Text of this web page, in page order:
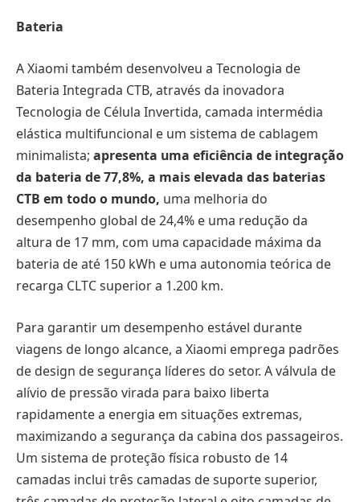
Bateria
A Xiaomi também desenvolveu a Tecnologia de
Bateria Integrada CTB, através da inovadora
Tecnologia de Célula Invertida, camada intermédia
elástica multifuncional e um sistema de cablagem
minimalista; apresenta uma eficiência de integração
da bateria de 77,8%, a mais elevada das baterias
CTB em todo o mundo, uma melhoria do
desempenho global de 24,4% e uma redução da
altura de 17 mm, com uma capacidade máxima da
bateria de até 150 kWh e uma autonomia teórica de
recarga CLTC superior a 1.200 km.
Para garantir um desempenho estável durante
viagens de longo alcance, a Xiaomi emprega padrões
de design de segurança líderes do setor. A válvula de
alívio de pressão virada para baixo liberta
rapidamente a energia em situações extremas,
maximizando a segurança da cabina dos passageiros.
Um sistema de proteção física robusto de 14
camadas inclui três camadas de suporte superior,